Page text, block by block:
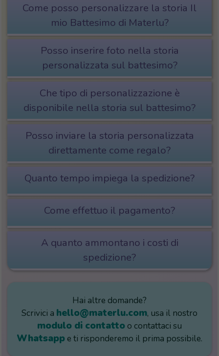
Come posso personalizzare la storia Il
mio Battesimo di Materlu?
Posso inserire foto nella storia
personalizzata sul battesimo?
Che tipo di personalizzazione è
disponibile nella storia sul battesimo?
Posso inviare la storia personalizzata
direttamente come regalo?
Quanto tempo impiega la spedizione?
Come effettuo il pagamento?
A quanto ammontano i costi di
spedizione?
Hai altre domande?
Scrivici a hello@materlu.com, usa il nostro
modulo di contatto o contattaci su
Whatsapp e ti risponderemo il prima possibile.